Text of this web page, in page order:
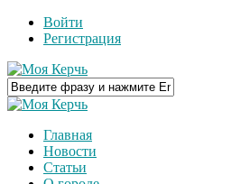
Войти
Регистрация
Главная
Новости
Статьи